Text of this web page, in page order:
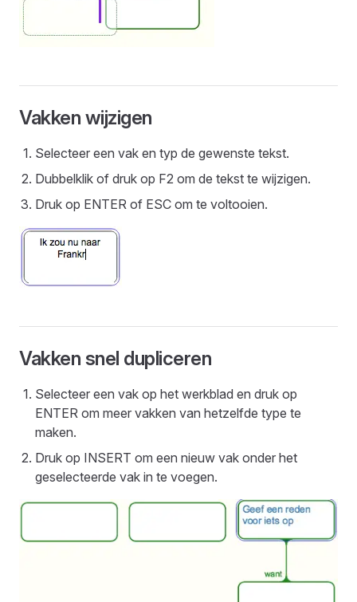
Vakken wijzigen
Selecteer een vak en typ de gewenste tekst.
Dubbelklik of druk op F2 om de tekst te wijzigen.
Druk op ENTER of ESC om te voltooien.
Vakken snel dupliceren
Selecteer een vak op het werkblad en druk op
ENTER om meer vakken van hetzelfde type te
maken.
Druk op INSERT om een nieuw vak onder het
geselecteerde vak in te voegen.